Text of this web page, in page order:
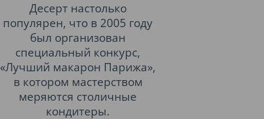
Десерт настолько
популярен, что в 2005 году
был организован
специальный конкурс,
«Лучший макарон Парижа»,
в котором мастерством
меряются столичные
кондитеры.